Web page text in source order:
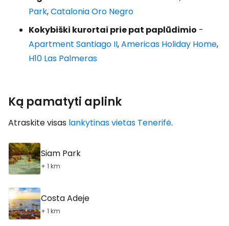
Park,Catalonia Oro Negro
Kokybiški kurortai prie pat paplūdimio -
Apartment Santiago II,Americas Holiday Home,
H10 Las Palmeras
Ką pamatyti aplink
Atraskite visas lankytinas vietas Tenerifė.
Siam Park
+ 1 km
Costa Adeje
+ 1 km